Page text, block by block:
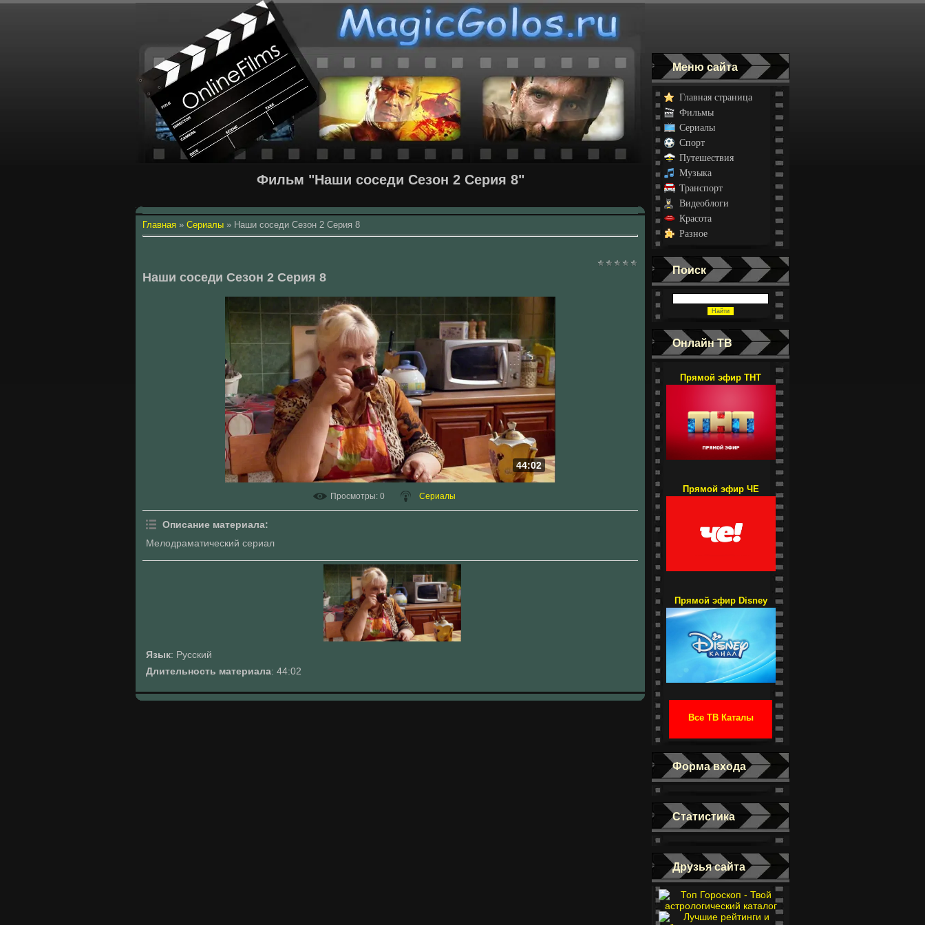
Фильм "Наши соседи Сезон 2 Серия 8"
Главная » Сериалы » Наши соседи Сезон 2 Серия 8
Наши соседи Сезон 2 Серия 8
44:02
Просмотры: 0 Сериалы
Описание материала:
Мелодраматический сериал
Язык: Русский
Длительность материала: 44:02
Меню сайта
Главная страница
Фильмы
Сериалы
Спорт
Путешествия
Музыка
Транспорт
Видеоблоги
Красота
Разное
Поиск
Онлайн ТВ
Прямой эфир ТНТ
Прямой эфир ЧЕ
Прямой эфир Disney
Все ТВ Каталы
Форма входа
Статистика
Друзья сайта